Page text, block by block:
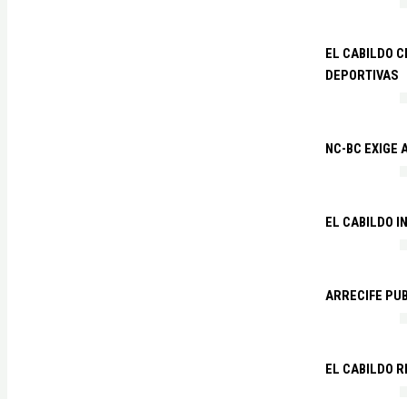
EL CABILDO
DEPORTIVAS
NC-BC EXIGE
EL CABILDO
ARRECIFE
EL CABILDO